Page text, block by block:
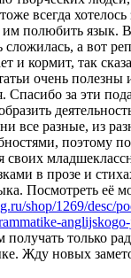
всегда хотелось
полюбить язык.
а вот
и кормит, так
очень полезны
Спасибо за эти
все разные, из
поэтому
своих
в прозе и
Посмотреть её
shop/1269/desc/
только
Жду новых